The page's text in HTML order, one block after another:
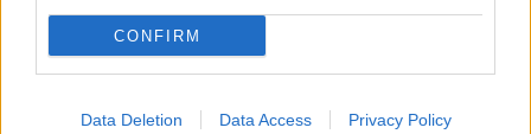
CONFIRM
Data Deletion Data Access Privacy Policy
#HONT ANDRÁS
#CEGLÉDI ZOLTÁN
#KONOK PÉTER